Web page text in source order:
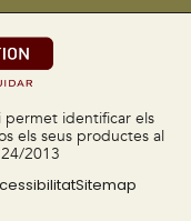
permet identificar els
els seus productes al
2013
Sitemap